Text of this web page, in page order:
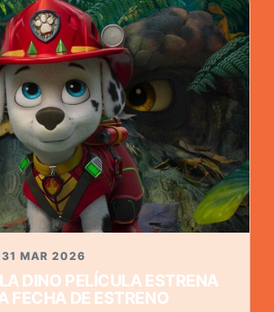
31 MAR 2026
DINO PELÍCULA ESTRENA
FECHA DE ESTRENO